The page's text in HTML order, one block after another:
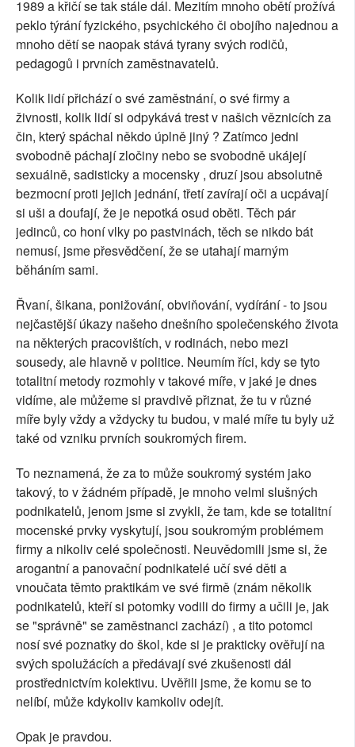
1989 a křičí se tak stále dál. Mezitím mnoho obětí prožívá
peklo týrání fyzického, psychického či obojího najednou a
mnoho dětí se naopak stává tyrany svých rodičů,
pedagogů i prvních zaměstnavatelů.
Kolik lidí přichází o své zaměstnání, o své firmy a
živnosti, kolik lidí si odpykává trest v našich věznicích za
čin, který spáchal někdo úplně jiný ? Zatímco jedni
svobodně páchají zločiny nebo se svobodně ukájejí
sexuálně, sadisticky a mocensky , druzí jsou absolutně
bezmocní proti jejich jednání, třetí zavírají oči a ucpávají
si uši a doufají, že je nepotká osud oběti. Těch pár
jedinců, co honí vlky po pastvinách, těch se nikdo bát
nemusí, jsme přesvědčení, že se utahají marným
běháním sami.
Řvaní, šikana, ponižování, obviňování, vydírání - to jsou
nejčastější úkazy našeho dnešního společenského života
na některých pracovištích, v rodinách, nebo mezi
sousedy, ale hlavně v politice. Neumím říci, kdy se tyto
totalitní metody rozmohly v takové míře, v jaké je dnes
vidíme, ale můžeme si pravdivě přiznat, že tu v různé
míře byly vždy a vždycky tu budou, v malé míře tu byly už
také od vzniku prvních soukromých firem.
To neznamená, že za to může soukromý systém jako
takový, to v žádném případě, je mnoho velmi slušných
podnikatelů, jenom jsme si zvykli, že tam, kde se totalitní
mocenské prvky vyskytují, jsou soukromým problémem
firmy a nikoliv celé společnosti. Neuvědomili jsme si, že
arogantní a panovační podnikatelé učí své děti a
vnoučata těmto praktikám ve své firmě (znám několik
podnikatelů, kteří si potomky vodili do firmy a učili je, jak
se "správně" se zaměstnanci zachází) , a tito potomci
nosí své poznatky do škol, kde si je prakticky ověřují na
svých spolužácích a předávají své zkušenosti dál
prostřednictvím kolektivu. Uvěřili jsme, že komu se to
nelíbí, může kdykoliv kamkoliv odejít.
Opak je pravdou.